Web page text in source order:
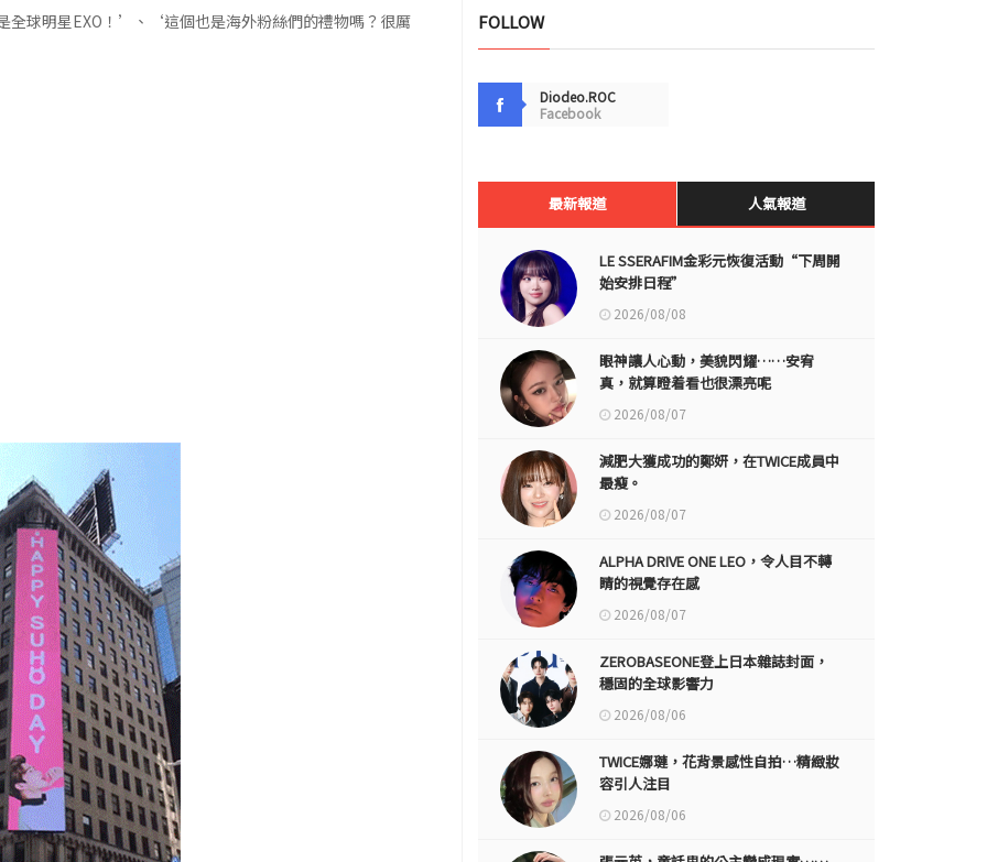
球明星EXO！’、‘這個也是海外粉絲們的禮物嗎？很厲 FOLLOW
Diodeo.ROC
Facebook
最新報道 人氣報道
LE SSERAFIM金彩元恢復活動“下周開
始安排日程”
2026/08/08
眼神讓人心動，美貌閃耀……安宥
真，就算瞪着看也很漂亮呢
2026/08/07
減肥大獲成功的鄭妍，在TWICE成員中
最瘦。
2026/08/07
ALPHA DRIVE ONE LEO，令人目不轉
睛的視覺存在感
2026/08/07
ZEROBASEONE登上日本雜誌封面，
穩固的全球影響力
2026/08/06
TWICE娜璉，花背景感性自拍…精緻妝
容引人注目
2026/08/06